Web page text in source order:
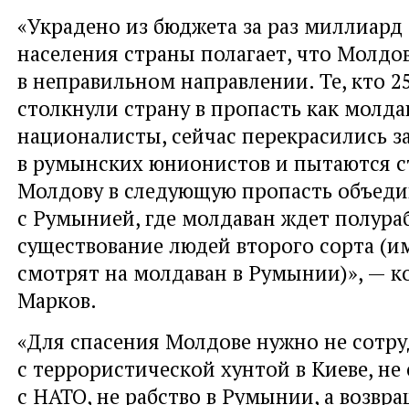
«Украдено из бюджета за раз миллиард
населения страны полагает, что
в неправильном направлении. Те, кто
столкнули страну в пропасть как
националисты, сейчас перекрасились
в румынских юнионистов и пытаются
Молдову в следующую пропасть
с Румынией, где молдаван ждет
существование людей второго сорта
смотрят на молдаван в Румынии)», —
Марков.
«Для спасения Молдове нужно не
с террористической хунтой в Киеве, не
с НАТО, не рабство в Румынии, а